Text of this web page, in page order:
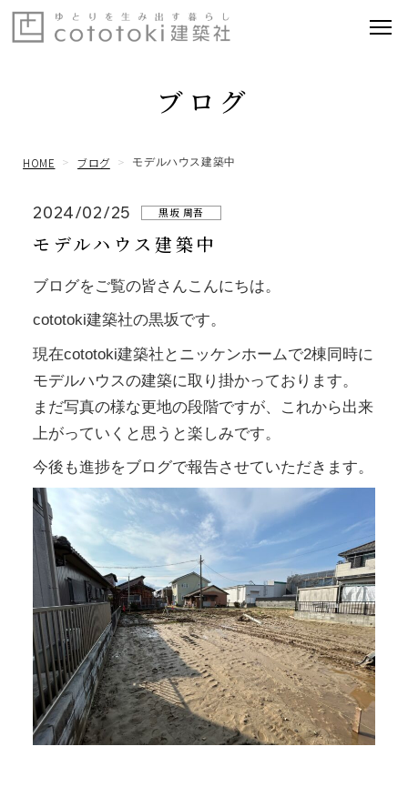
ブログ
HOME ブログ モデルハウス建築中
2024/02/25 黒坂 周吾
モデルハウス建築中
ブログをご覧の皆さんこんにちは。
cototoki建築社の黒坂です。
現在cototoki建築社とニッケンホームで2棟同時に
モデルハウスの建築に取り掛かっております。
まだ写真の様な更地の段階ですが、これから出来
上がっていくと思うと楽しみです。
今後も進捗をブログで報告させていただきます。